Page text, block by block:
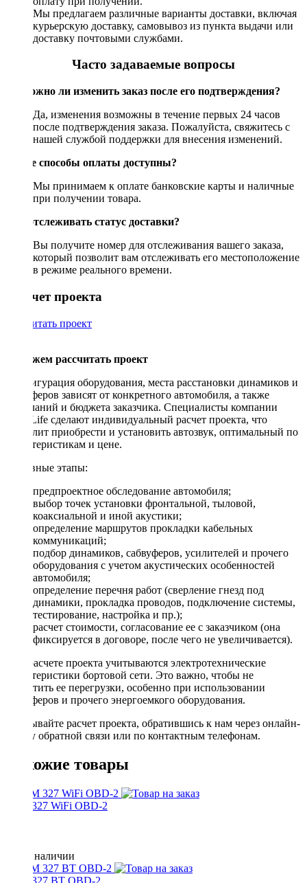
Мы предлагаем различные варианты доставки, включая
курьерскую доставку, самовывоз из пункта выдачи или
доставку почтовыми службами.
Часто задаваемые вопросы
Возможно ли изменить заказ после его подтверждения?
Да, изменения возможны в течение первых 24 часов
после подтверждения заказа. Пожалуйста, свяжитесь с
нашей службой поддержки для внесения изменений.
Какие способы оплаты доступны?
Мы принимаем к оплате банковские карты и наличные
при получении товара.
Как отслеживать статус доставки?
Вы получите номер для отслеживания вашего заказа,
который позволит вам отслеживать его местоположение
в режиме реального времени.
Рассчет проекта
Рассчитать проект
Поможем рассчитать проект
Конфигурация оборудования, места расстановки динамиков и
сабвуферов зависят от конкретного автомобиля, а также
пожеланий и бюджета заказчика. Специалисты компании
DriveLife сделают индивидуальный расчет проекта, что
позволит приобрести и установить автозвук, оптимальный по
характеристикам и цене.
Основные этапы:
предпроектное обследование автомобиля;
выбор точек установки фронтальной, тыловой,
коаксиальной и иной акустики;
определение маршрутов прокладки кабельных
коммуникаций;
подбор динамиков, сабвуферов, усилителей и прочего
оборудования с учетом акустических особенностей
автомобиля;
определение перечня работ (сверление гнезд под
динамики, прокладка проводов, подключение системы,
тестирование, настройка и пр.);
расчет стоимости, согласование ее с заказчиком (она
фиксируется в договоре, после чего не увеличивается).
При расчете проекта учитываются электротехнические
характеристики бортовой сети. Это важно, чтобы не
допустить ее перегрузки, особенно при использовании
сабвуферов и прочего энергоемкого оборудования.
Заказывайте расчет проекта, обратившись к нам через онлайн-
форму обратной связи или по контактным телефонам.
Похожие товары
ELM 327 WiFi OBD-2
Нет в наличии